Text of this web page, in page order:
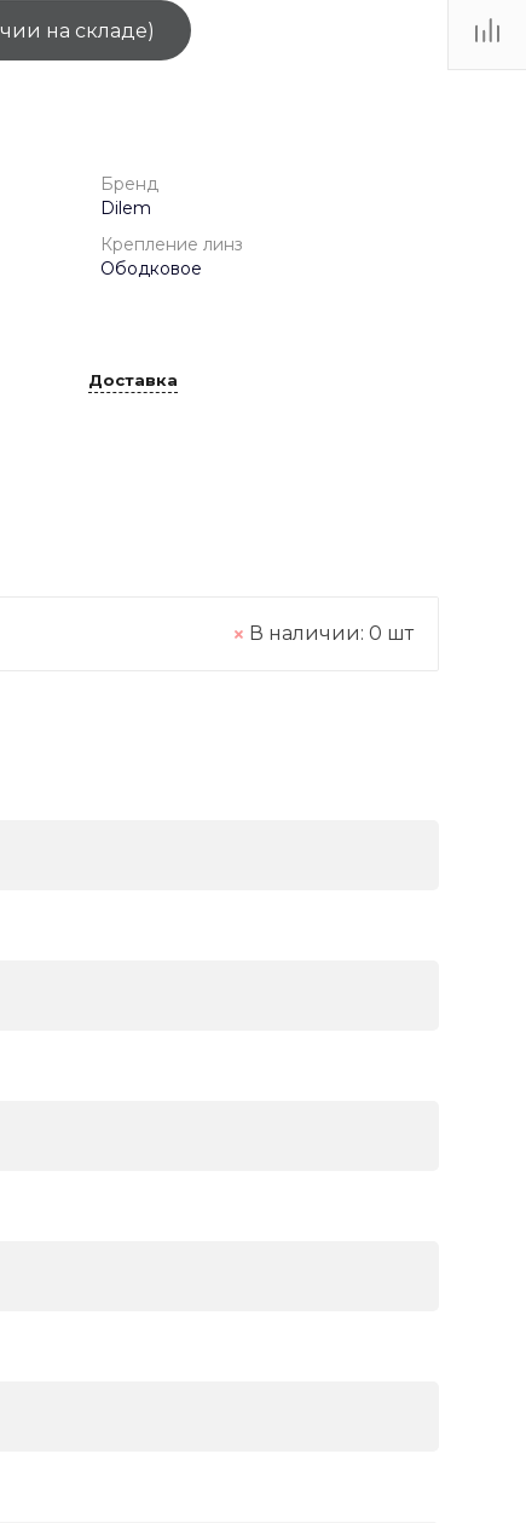
на складе)
Бренд
Dilem
Крепление линз
Ободковое
Доставка
В наличии: 0 шт